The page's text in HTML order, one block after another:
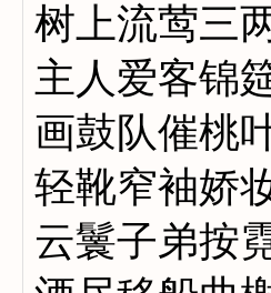
树上流莺三
主人爱客锦
画鼓队催桃
轻靴窄袖娇
云鬟子弟按